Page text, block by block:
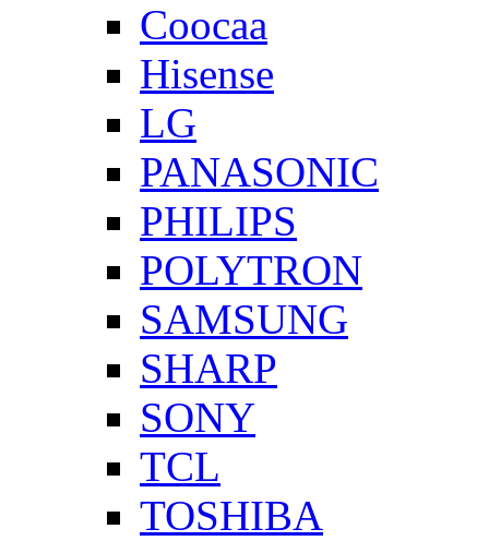
Coocaa
Hisense
LG
PANASONIC
PHILIPS
POLYTRON
SAMSUNG
SHARP
SONY
TCL
TOSHIBA